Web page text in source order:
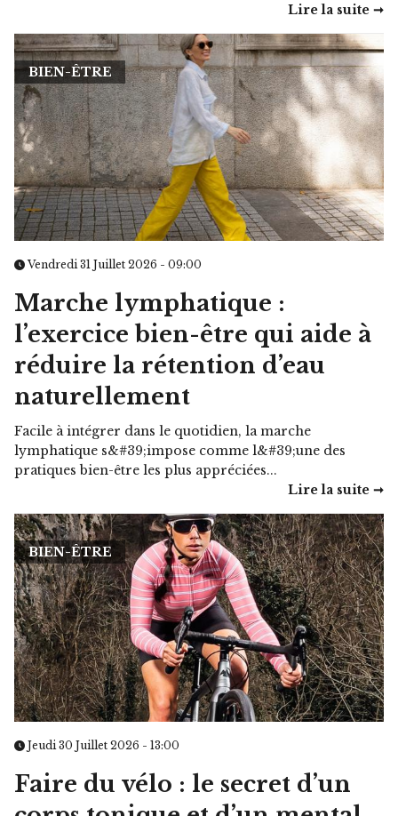
Lire la suite ➞
BIEN-ÊTRE
Vendredi 31 Juillet 2026 - 09:00
Marche lymphatique :
l’exercice bien-être qui aide à
réduire la rétention d’eau
naturellement
Facile à intégrer dans le quotidien, la marche
lymphatique s&#39;impose comme l&#39;une des
pratiques bien-être les plus appréciées...
Lire la suite ➞
BIEN-ÊTRE
Jeudi 30 Juillet 2026 - 13:00
Faire du vélo : le secret d’un